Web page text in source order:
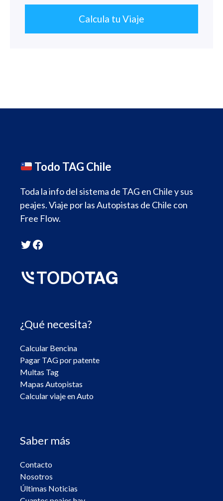
Calcula tu Viaje
Todo TAG Chile
Toda la info del sistema de TAG en Chile y sus
peajes. Viaje por las Autopistas de Chile con
Free Flow.
Twitter
Facebook
¿Qué necesita?
Calcular Bencina
Pagar TAG por patente
Multas Tag
Mapas Autopistas
Calcular viaje en Auto
Saber más
Contacto
Nosotros
Últimas Noticias